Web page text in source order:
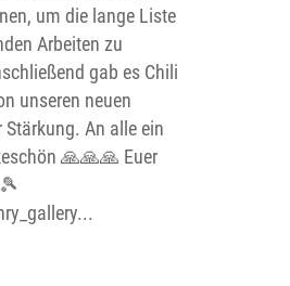
um die lange Liste
Arbeiten zu
gab es Chili
unseren neuen
Stärkung. An alle ein
🙏🙏🙏 Euer